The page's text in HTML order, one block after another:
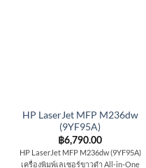
HP LaserJet MFP M236dw
(9YF95A)
฿6,790.00
HP LaserJet MFP M236dw (9YF95A)
เครื่องพิมพ์เลเซอร์ขาวดำ All-in-One